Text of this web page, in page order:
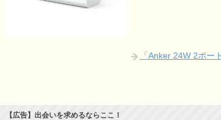
「Anker 24W 2ポー
【広告】出会いを求めるならここ！